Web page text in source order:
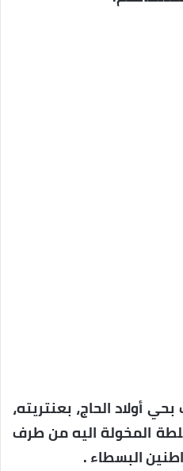
أولاد الحاج، بعنتريته،
المخولة اليه من طرف
البسطاء .